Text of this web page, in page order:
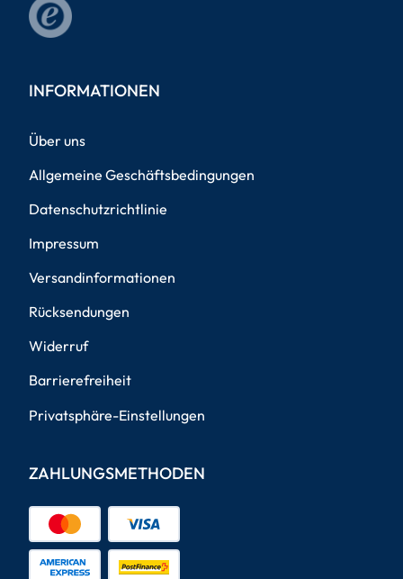
INFORMATIONEN
Über uns
Allgemeine Geschäftsbedingungen
Datenschutzrichtlinie
Impressum
Versandinformationen
Rücksendungen
Widerruf
Barrierefreiheit
Privatsphäre-Einstellungen
ZAHLUNGSMETHODEN